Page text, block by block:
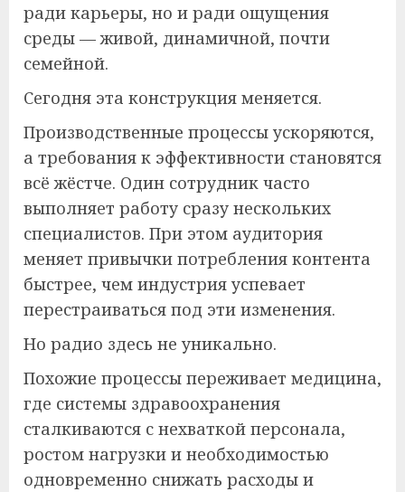
ради карьеры, но и ради ощущения
среды — живой, динамичной, почти
семейной.
Сегодня эта конструкция меняется.
Производственные процессы ускоряются,
а требования к эффективности становятся
всё жёстче. Один сотрудник часто
выполняет работу сразу нескольких
специалистов. При этом аудитория
меняет привычки потребления контента
быстрее, чем индустрия успевает
перестраиваться под эти изменения.
Но радио здесь не уникально.
Похожие процессы переживает медицина,
где системы здравоохранения
сталкиваются с нехваткой персонала,
ростом нагрузки и необходимостью
одновременно снижать расходы и